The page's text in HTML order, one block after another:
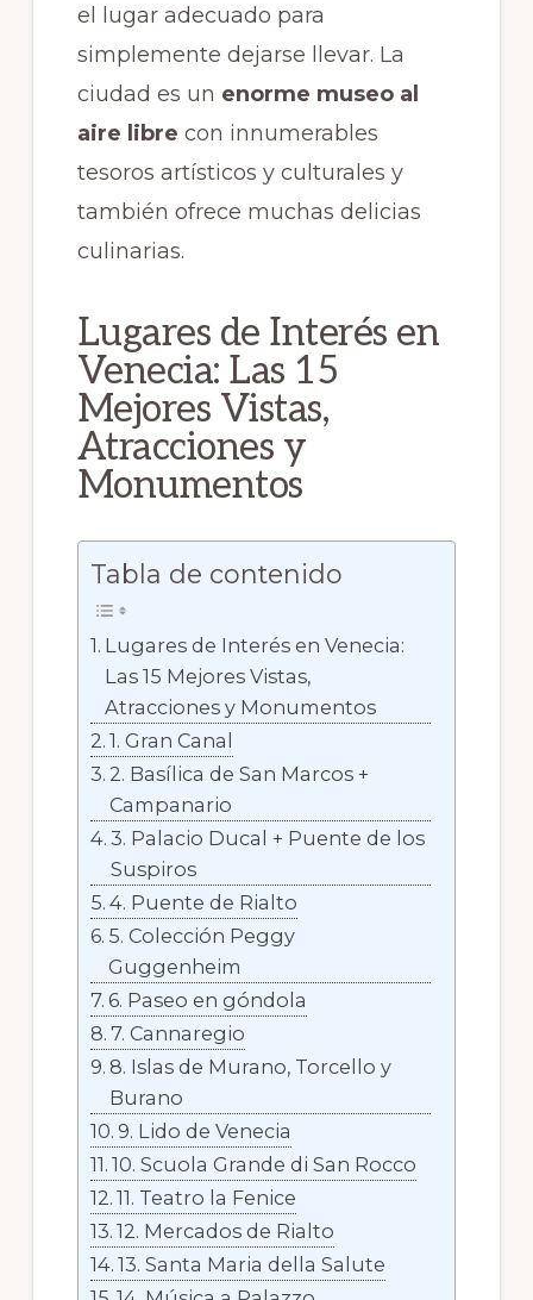
el lugar adecuado para
simplemente dejarse llevar. La
ciudad es un enorme museo al
aire libre con innumerables
tesoros artísticos y culturales y
también ofrece muchas delicias
culinarias.
Lugares de Interés en
Venecia: Las 15
Mejores Vistas,
Atracciones y
Monumentos
Tabla de contenido
Lugares de Interés en Venecia:
Las 15 Mejores Vistas,
Atracciones y Monumentos
1. Gran Canal
2. Basílica de San Marcos +
Campanario
3. Palacio Ducal + Puente de los
Suspiros
4. Puente de Rialto
5. Colección Peggy
Guggenheim
6. Paseo en góndola
7. Cannaregio
8. Islas de Murano, Torcello y
Burano
9. Lido de Venecia
10. Scuola Grande di San Rocco
11. Teatro la Fenice
12. Mercados de Rialto
13. Santa Maria della Salute